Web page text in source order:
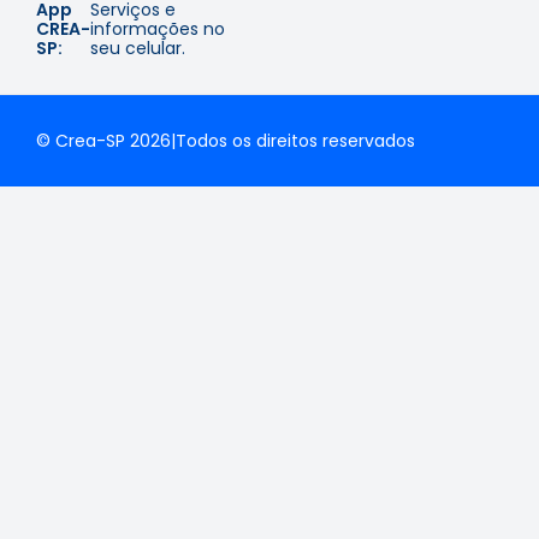
App
CREA-
SP:
Serviços e
informações no
seu celular.
© Crea-SP 2026|Todos os direitos reservados